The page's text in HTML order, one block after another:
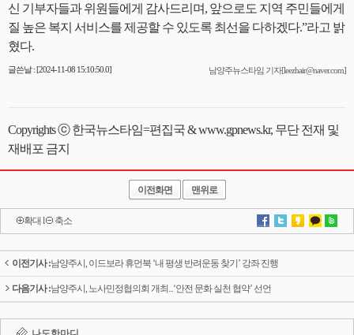
신 기부자들과 위원들에게 감사드리며, 앞으로도 지역 주민들에게
질 높은 복지 서비스를 제공할 수 있도록 최선을 다하겠다.”라고 밝
혔다.
글쓴날 : [2024-11-08 15:10:50.0] 남양주뉴스타임 기자[leezhair@naver.com]
Copyrights ⓒ 한국뉴스타임=편집국 & www.gpnews.kr, 무단 전재 및
재배포 금지
이전화면 맨위로
확대l 축소
이전기사 :남양주시, 이드보라 휴먼북 ‘내 평생 반려운동 찾기’ 강좌 진행
다음기사 :남양주시, 노사민정협의회 개최...‘안전 문화 실천 협약’ 선언